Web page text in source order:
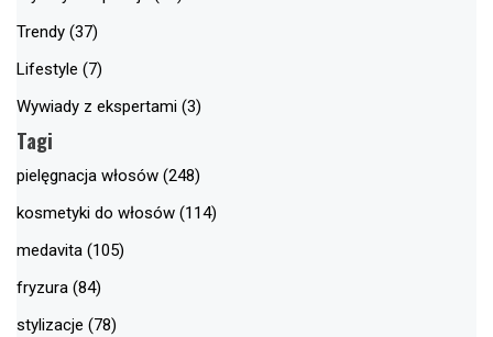
Trendy (37)
Lifestyle (7)
Wywiady z ekspertami (3)
Tagi
pielęgnacja włosów (248)
kosmetyki do włosów (114)
medavita (105)
fryzura (84)
stylizacje (78)